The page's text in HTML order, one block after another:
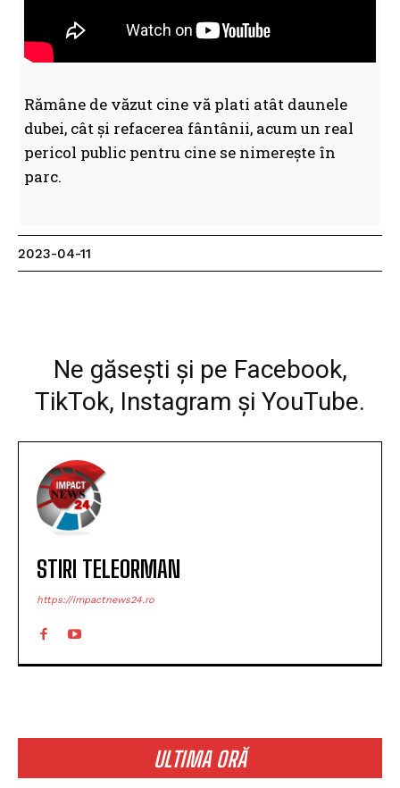
ULTIMA ORĂ
Rămâne de văzut cine vă plati atât daunele
dubei, cât și refacerea fântânii, acum un real
pericol public pentru cine se nimerește în
parc.
2023-04-11
Ne găsești și pe Facebook,
TikTok, Instagram și YouTube.
STIRI TELEORMAN
https://impactnews24.ro